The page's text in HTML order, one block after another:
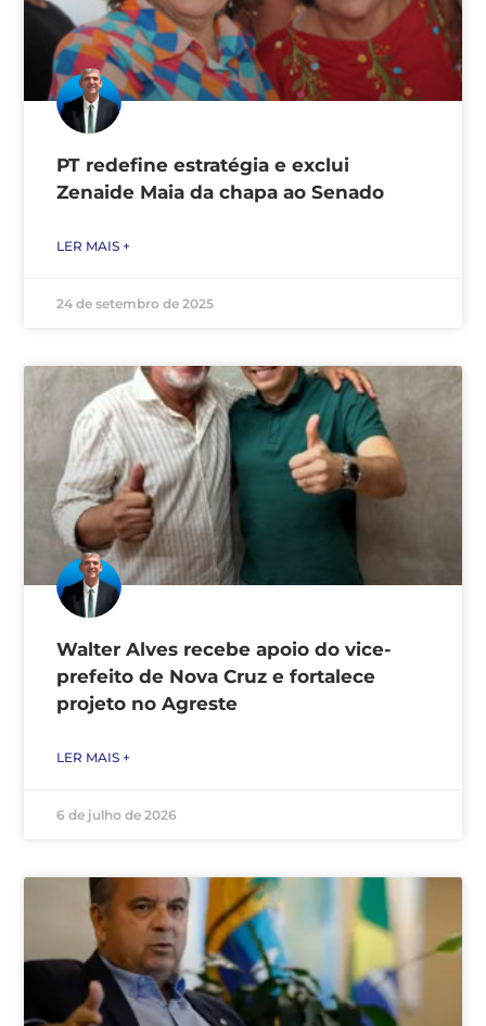
PT redefine estratégia e exclui
Zenaide Maia da chapa ao Senado
LER MAIS +
24 de setembro de 2025
Walter Alves recebe apoio do vice-
prefeito de Nova Cruz e fortalece
projeto no Agreste
LER MAIS +
6 de julho de 2026